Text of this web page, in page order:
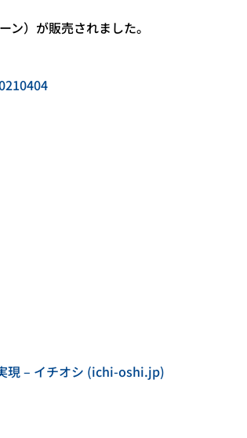
）が販売されました。
現 – イチオシ (ichi-oshi.jp)